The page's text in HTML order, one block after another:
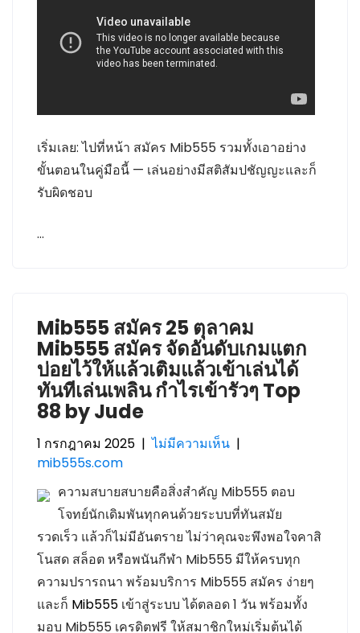
เริ่มเลย: ไปที่หน้า สมัคร Mib555 รวมทั้งเอาอย่าง
ขั้นตอนในคู่มือนี้ — เล่นอย่างมีสติสัมปชัญญะและก็
รับผิดชอบ
…
Mib555 สมัคร 25 ตุลาคม
Mib555 สมัคร จัดอันดับเกมแตก
บ่อยไว้ให้แล้วเติมแล้วเข้าเล่นได้
ทันทีเล่นเพลิน กำไรเข้ารัวๆ Top
88 by Jude
1 กรกฎาคม 2025 |ไม่มีความเห็น |
mib555s.com
ความสบายสบายคือสิ่งสำคัญ Mib555 ตอบ
โจทย์นักเดิมพันทุกคนด้วยระบบที่ทันสมัย
รวดเร็ว แล้วก็ไม่มีอันตราย ไม่ว่าคุณจะพึงพอใจคาสิ
โนสด สล็อต หรือพนันกีฬา Mib555 มีให้ครบทุก
ความปรารถนา พร้อมบริการ Mib555 สมัคร ง่ายๆ
และก็ Mib555 เข้าสู่ระบบ ได้ตลอด 1 วัน พร้อมทั้ง
มอบ Mib555 เครดิตฟรี ให้สมาชิกใหม่เริ่มต้นได้